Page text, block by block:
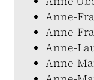
Anne-
Anne-
Anne-
Anne-